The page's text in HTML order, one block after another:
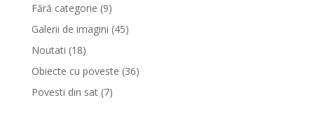
Fără categorie (9)
Galerii de imagini (45)
Noutati (18)
Obiecte cu poveste (36)
Povesti din sat(7)